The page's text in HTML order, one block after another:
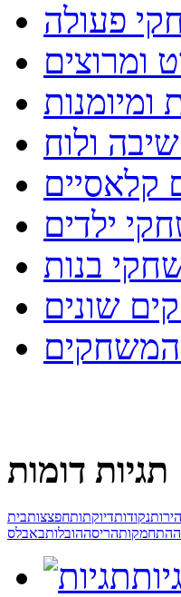
פעולה
ומרוצים
ומיומנות
ולוח
קלאסיים
ילדים
בנות
שונים
תגיות דומות
נקודותדיוקתותחפצצותבית
התחמקותהריסההובלותבאבלס